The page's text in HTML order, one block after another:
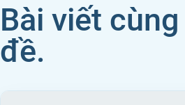
Bài viết
đề.